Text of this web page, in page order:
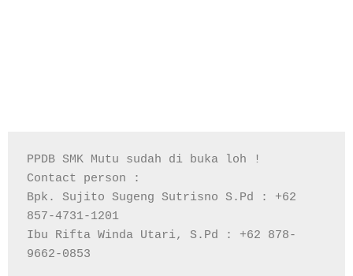
PPDB SMK Mutu sudah di buka loh !
Contact person :
Bpk. Sujito Sugeng Sutrisno S.Pd : +62
857-4731-1201
Ibu Rifta Winda Utari, S.Pd : +62 878-
9662-0853